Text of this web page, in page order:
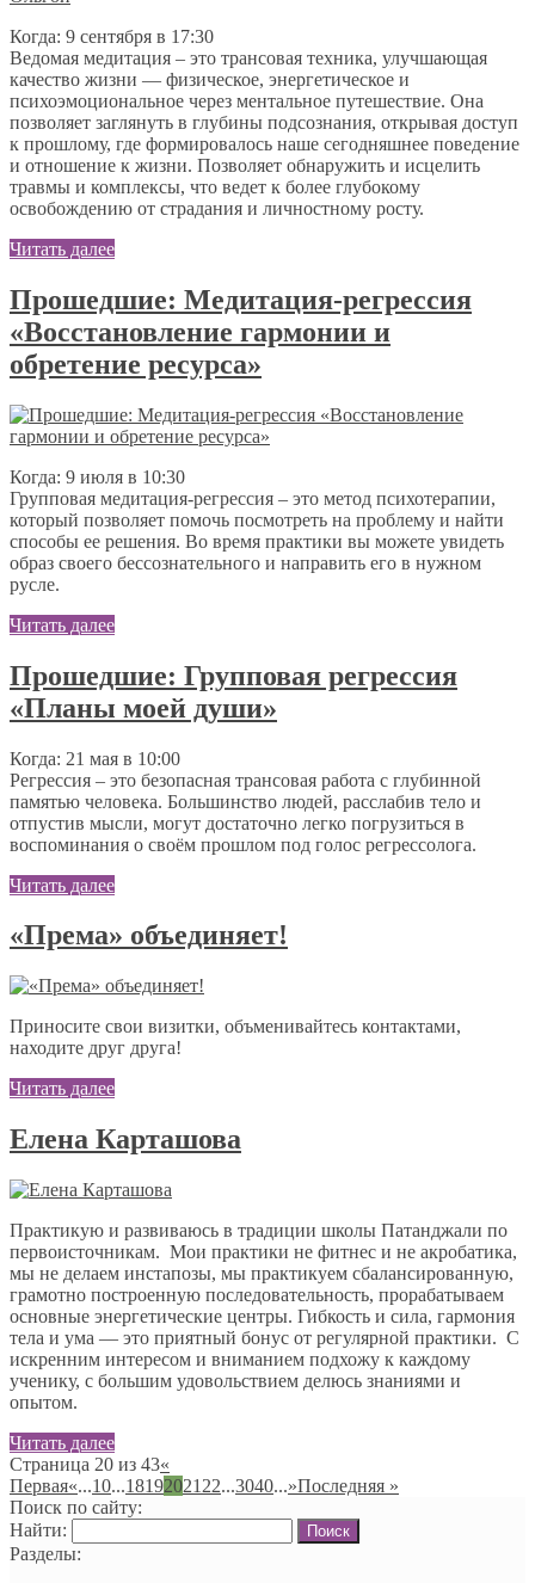
Когда: 9 сентября в 17:30
Ведомая медитация – это трансовая техника, улучшающая
качество жизни — физическое, энергетическое и
психоэмоциональное через ментальное путешествие. Она
позволяет заглянуть в глубины подсознания, открывая доступ
к прошлому, где формировалось наше сегодняшнее поведение
и отношение к жизни. Позволяет обнаружить и исцелить
травмы и комплексы, что ведет к более глубокому
освобождению от страдания и личностному росту.
Читать далее
Прошедшие: Медитация-регрессия
«Восстановление гармонии и
обретение ресурса»
Когда: 9 июля в 10:30
Групповая медитация-регрессия – это метод психотерапии,
который позволяет помочь посмотреть на проблему и найти
способы ее решения. Во время практики вы можете увидеть
образ своего бессознательного и направить его в нужном
русле.
Читать далее
Прошедшие: Групповая регрессия
«Планы моей души»
Когда: 21 мая в 10:00
Регрессия – это безопасная трансовая работа с глубинной
памятью человека. Большинство людей, расслабив тело и
отпустив мысли, могут достаточно легко погрузиться в
воспоминания о своём прошлом под голос регрессолога.
Читать далее
«Према» объединяет!
Приносите свои визитки, объменивайтесь контактами,
находите друг друга!
Читать далее
Елена Карташова
Практикую и развиваюсь в традиции школы Патанджали по
первоисточникам. Мои практики не фитнес и не акробатика,
мы не делаем инстапозы, мы практикуем сбалансированную,
грамотно построенную последовательность, прорабатываем
основные энергетические центры. Гибкость и сила, гармония
тела и ума — это приятный бонус от регулярной практики. С
искренним интересом и вниманием подхожу к каждому
ученику, с большим удовольствием делюсь знаниями и
опытом.
Читать далее
Страница 20 из 43«
Первая«...10...18192021 22...3040...»Последняя »
Поиск по сайту:
Найти:
Разделы: